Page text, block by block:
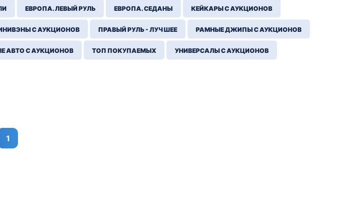
ЕВРОПА. ЛЕВЫЙ РУЛЬ ЕВРОПА. СЕДАНЫ КЕЙКАРЫ С АУКЦИОНОВ
С АУКЦИОНОВ ПРАВЫЙ РУЛЬ - ЛУЧШЕЕ РАМНЫЕ ДЖИПЫ С АУКЦИОНОВ
АВТО С АУКЦИОНОВ ТОП ПОКУПАЕМЫХ УНИВЕРСАЛЫ С АУКЦИОНОВ
1